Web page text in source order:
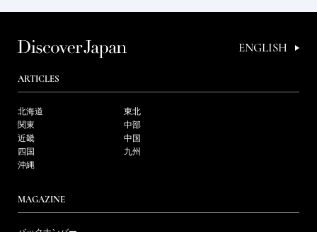
ENGLISH
ARTICLES
北海道
東北
関東
中部
近畿
中国
四国
九州
沖縄
MAGAZINE